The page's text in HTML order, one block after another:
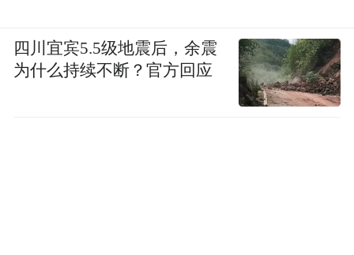
四川宜宾5.5级地震后，余震
为什么持续不断？官方回应